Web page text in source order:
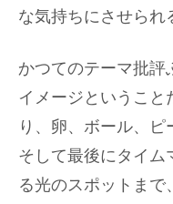
な気持ちにさせられ
かつてのテーマ批評
イメージということ
り、卵、ボール、ピ
そして最後にタイム
る光のスポットま